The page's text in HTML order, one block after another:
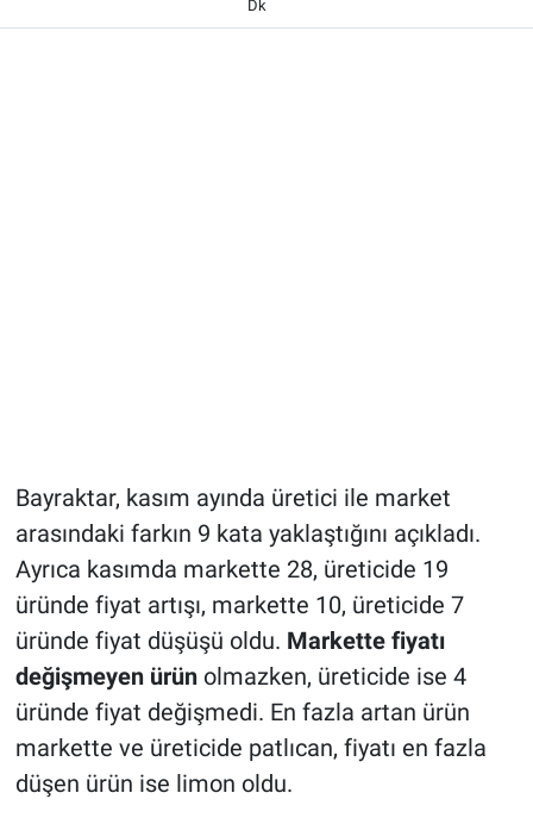
Dk
Bayraktar, kasım ayında üretici ile market
arasındaki farkın 9 kata yaklaştığını açıkladı.
Ayrıca kasımda markette 28, üreticide 19
üründe fiyat artışı, markette 10, üreticide 7
üründe fiyat düşüşü oldu. Markette fiyatı
değişmeyen ürün olmazken, üreticide ise 4
üründe fiyat değişmedi. En fazla artan ürün
markette ve üreticide patlıcan, fiyatı en fazla
düşen ürün ise limon oldu.